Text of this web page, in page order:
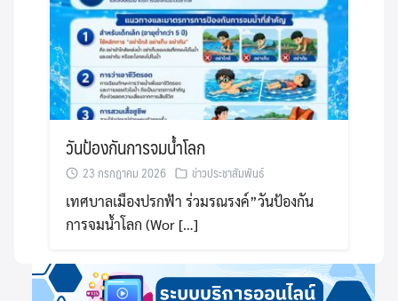
วันป้องกันการจมน้ำโลก
23 กรกฎาคม 2026 ข่าวประชาสัมพันธ์
เทศบาลเมืองปรกฟ้า ร่วมรณรงค์”วันป้องกัน
การจมน้ำโลก (Wor […]